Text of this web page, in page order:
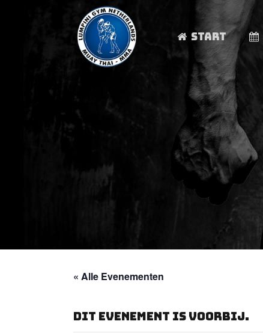
START
« Alle Evenementen
Dit evenement is voorbij.